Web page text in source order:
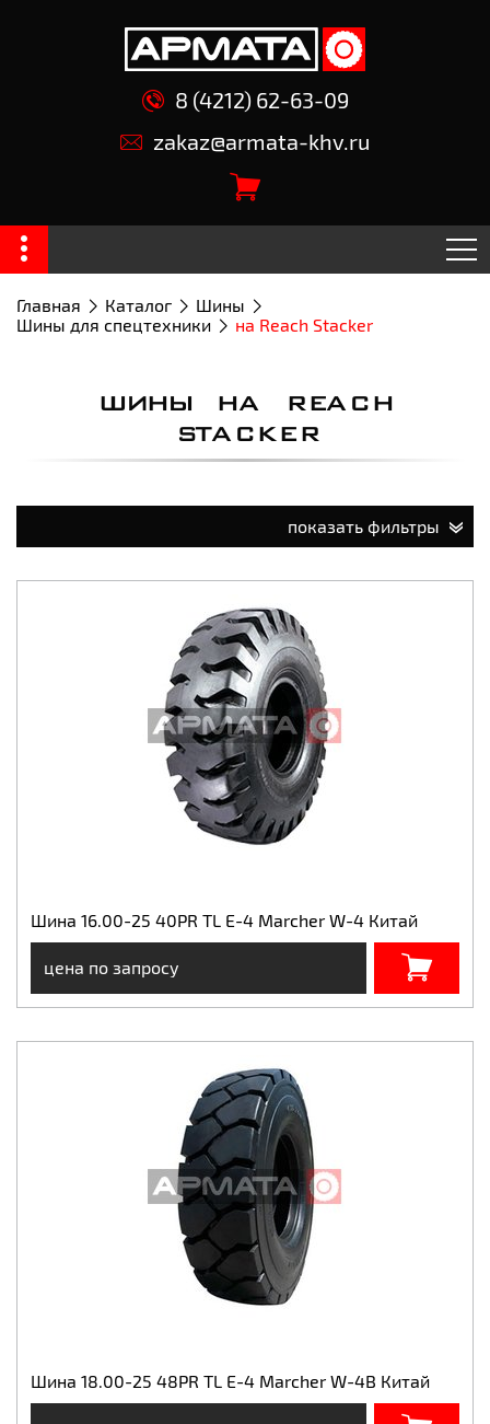
8 (4212) 62-63-09
zakaz@armata-khv.ru
Главная Каталог
Шины
Шины для спецтехники
на Reach Stacker
ШИНЫ НА REACH
STACKER
показать фильтры
Шина 16.00-25 40PR TL E-4 Marcher W-4 Китай
цена по запросу
Шина 18.00-25 48PR TL E-4 Marcher W-4B Китай